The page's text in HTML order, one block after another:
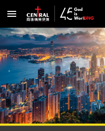
Skip to main content